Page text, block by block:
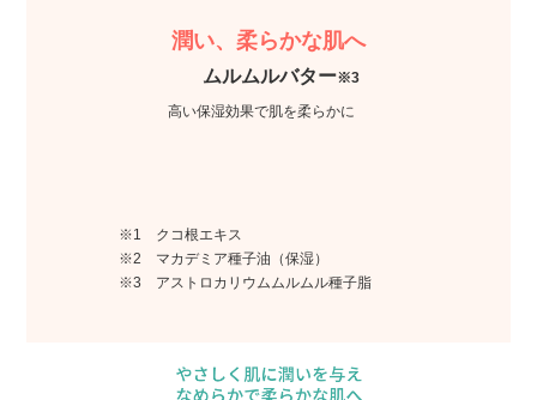
潤い、柔らかな肌へ
ムルムルバター※3
高い保湿効果で肌を柔らかに
※1 クコ根エキス
※2 マカデミア種子油（保湿）
※3 アストロカリウムムルムル種子脂